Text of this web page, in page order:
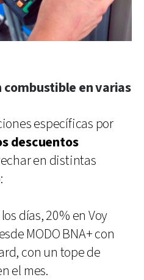
combustible en varias
específicas por
descuentos
en distintas
días, 20% en Voy
MODO BNA+ con
con un tope de
el mes.